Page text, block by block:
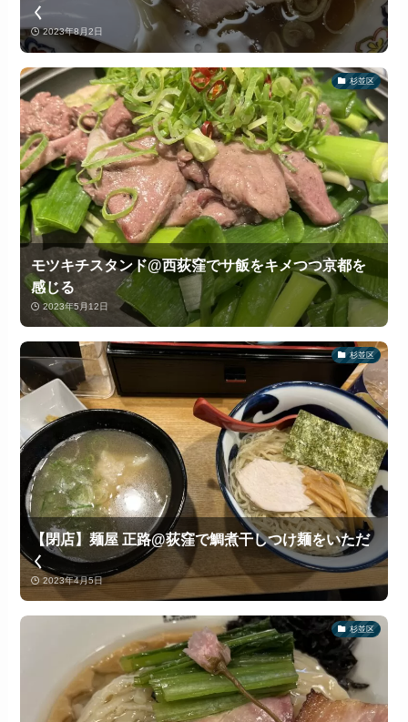
く
2023年8月2日
杉並区
モツキチスタンド@西荻窪でサ飯をキメつつ京都を
感じる
2023年5月12日
杉並区
【閉店】麺屋 正路@荻窪で鯛煮干しつけ麺をいただ
く
2023年4月5日
杉並区